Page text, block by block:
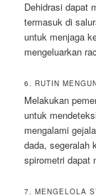
Dehidrasi dapat
termasuk di
untuk menjaga
mengeluarkan
6. RUTIN
Melakukan
untuk
mengalami
dada, segeralah
spirometri dapat
7. MENGELOLA